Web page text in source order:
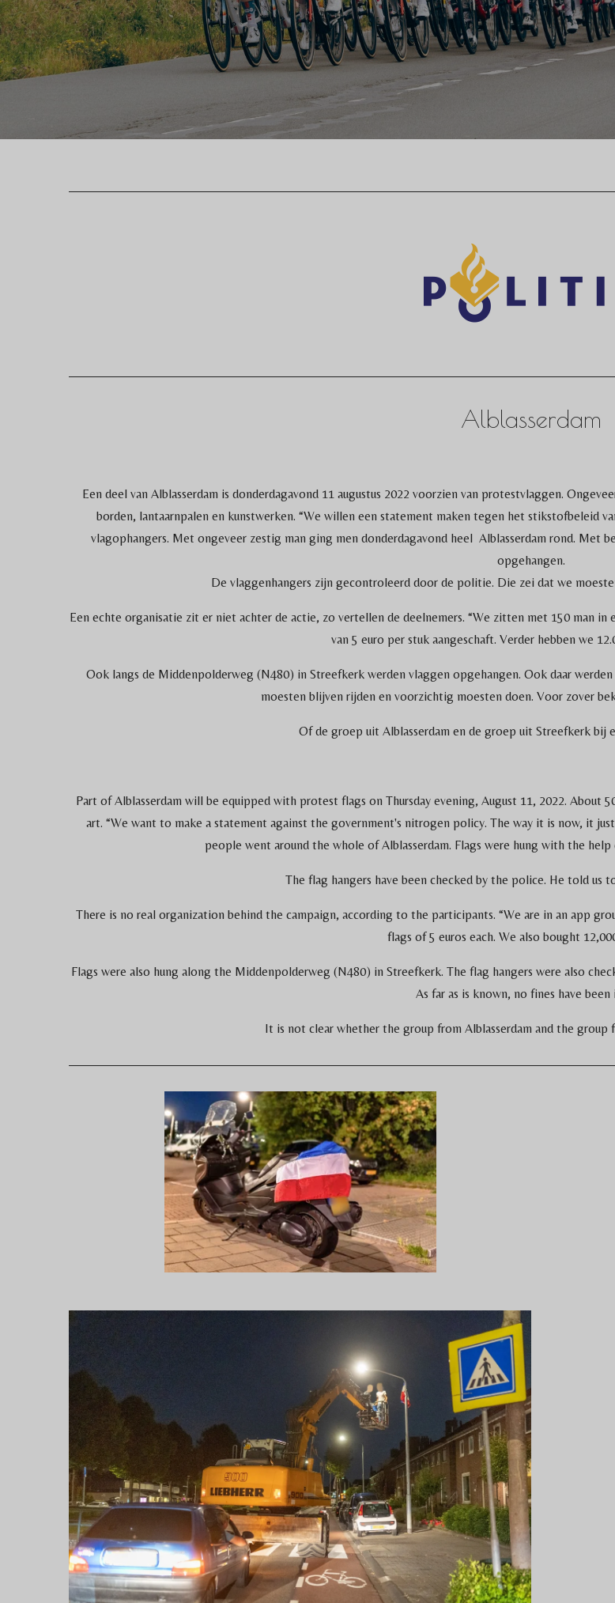
Alblasserdam
Een deel van Alblasserdam is donderdagavond 11 augustus 2022 voorzien van protestvlaggen.
borden, lantaarnpalen en kunstwerken. “We willen een statement maken tegen het stikstofbeleid
vlagophangers. Met ongeveer zestig man ging men donderdagavond heel Alblasserdam rond. Met
opgehangen.
De vlaggenhangers zijn gecontroleerd door de politie. Die zei dat we
Een echte organisatie zit er niet achter de actie, zo vertellen de deelnemers. “We zitten met 150 man
van 5 euro per stuk aangeschaft. Verder hebben we
Ook langs de Middenpolderweg (N480) in Streefkerk werden vlaggen opgehangen. Ook daar
moesten blijven rijden en voorzichtig moesten doen. Voor zover
Of de groep uit Alblasserdam en de groep uit Streefkerk bij
Part of Alblasserdam will be equipped with protest flags on Thursday evening, August 11, 2022. About
art. “We want to make a statement against the government's nitrogen policy. The way it is now, it
people went around the whole of Alblasserdam. Flags were hung with the
The flag hangers have been checked by the police. He told us
There is no real organization behind the campaign, according to the participants. “We are in an app
flags of 5 euros each. We also bought
Flags were also hung along the Middenpolderweg (N480) in Streefkerk. The flag hangers were also
As far as is known, no fines have been
It is not clear whether the group from Alblasserdam and the